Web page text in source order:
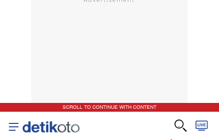
SCROLL TO CONTINUE WITH CONTENT